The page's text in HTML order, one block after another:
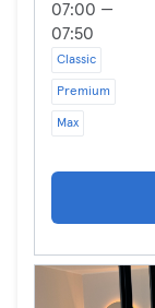
07:00 —
07:50
Classic
Premium
Max